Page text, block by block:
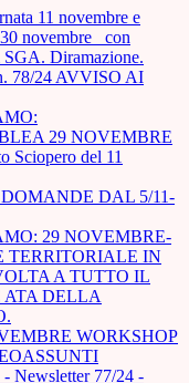
11 novembre e
novembre_ con
Diramazione.
78/24 AVVISO AI
29 NOVEMBRE
Sciopero del 11
DAL 5/11-
29 NOVEMBRE-
TERRITORIALE IN
A TUTTO IL
ATA DELLA
WORKSHOP
Newsletter 77/24 -